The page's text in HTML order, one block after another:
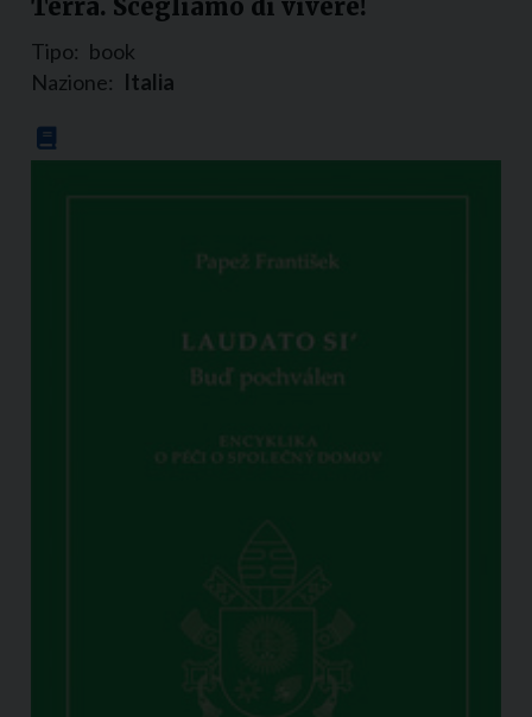
Terra. Scegliamo di vivere!
Tipo: book
Nazione: Italia